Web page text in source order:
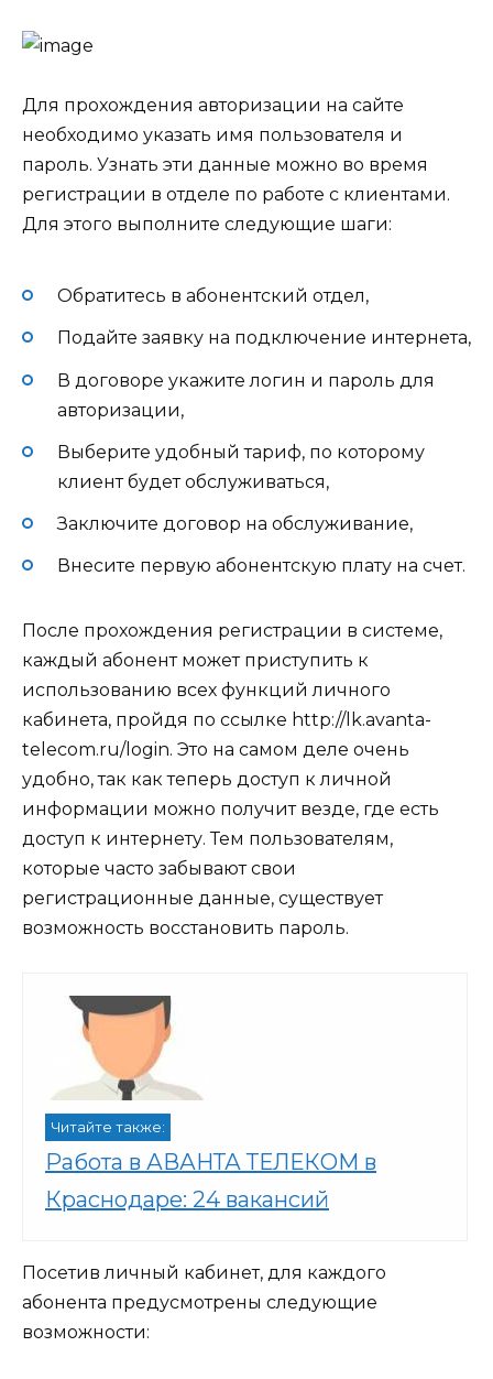
Для прохождения авторизации на сайте
необходимо указать имя пользователя и
пароль. Узнать эти данные можно во время
регистрации в отделе по работе с клиентами.
Для этого выполните следующие шаги:
Обратитесь в абонентский отдел,
Подайте заявку на подключение интернета,
В договоре укажите логин и пароль для
авторизации,
Выберите удобный тариф, по которому
клиент будет обслуживаться,
Заключите договор на обслуживание,
Внесите первую абонентскую плату на счет.
После прохождения регистрации в системе,
каждый абонент может приступить к
использованию всех функций личного
кабинета, пройдя по ссылке http://lk.avanta-
telecom.ru/login. Это на самом деле очень
удобно, так как теперь доступ к личной
информации можно получит везде, где есть
доступ к интернету. Тем пользователям,
которые часто забывают свои
регистрационные данные, существует
возможность восстановить пароль.
Читайте также:
Работа в АВАНТА ТЕЛЕКОМ в
Краснодаре: 24 вакансий
Посетив личный кабинет, для каждого
абонента предусмотрены следующие
возможности: